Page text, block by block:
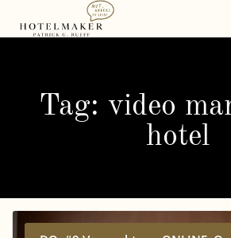
Skip
Tag: video
hotel